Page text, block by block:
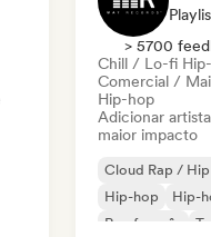
> 5700
Chill / Lo-fi
Comercial /
Hip-hop
Adicionar
maior impacto
Cloud Rap /
Hip-hop
Hip-
Rap francês